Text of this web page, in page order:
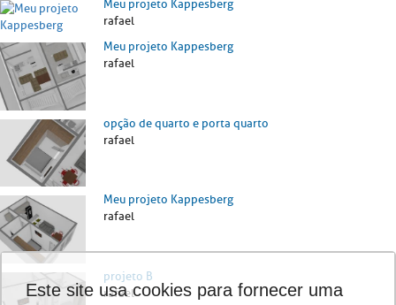
Meu projeto Kappesberg
rafael
Meu projeto Kappesberg
rafael
opção de quarto e porta quarto
rafael
Meu projeto Kappesberg
rafael
projeto B
rafael
Este site usa cookies para fornecer uma